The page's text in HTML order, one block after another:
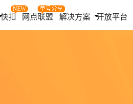
NEW
快扣
单号分享
网点联盟 解决方案 开放平台